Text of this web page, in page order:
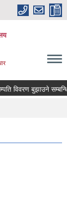
विवरण बुझाउने